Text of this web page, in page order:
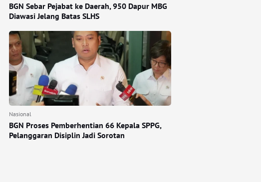
BGN Sebar Pejabat ke Daerah, 950 Dapur MBG
Diawasi Jelang Batas SLHS
Nasional
BGN Proses Pemberhentian 66 Kepala SPPG,
Pelanggaran Disiplin Jadi Sorotan